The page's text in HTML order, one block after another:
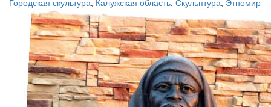
Городская скультура, Калужская область, Скульптура, Этномир